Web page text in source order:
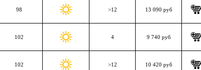
98 >12 13 090 руб
102 4 9 740 руб
102 >12 10 420 руб